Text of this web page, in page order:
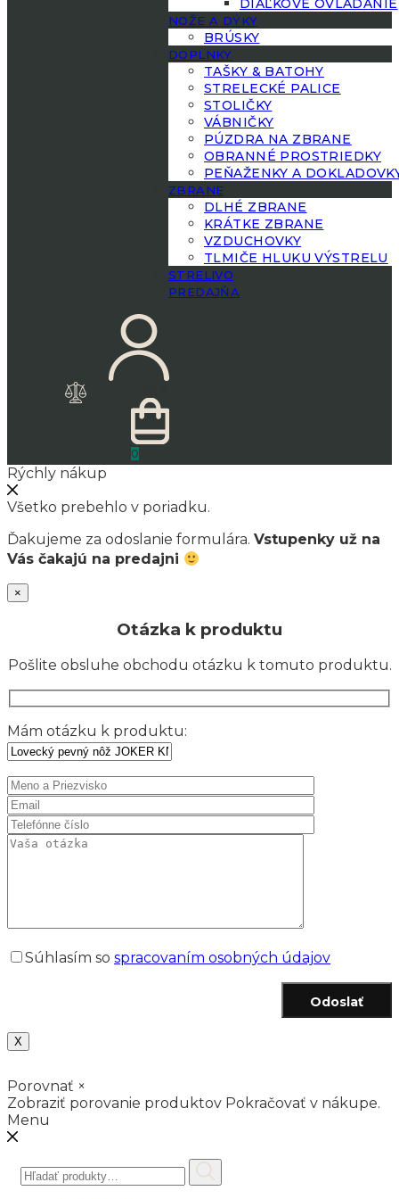
DIAĽKOVÉ OVLÁDANIE
NOŽE A DÝKY
BRÚSKY
DOPLNKY
TAŠKY & BATOHY
STRELECKÉ PALICE
STOLIČKY
VÁBNIČKY
PÚZDRA NA ZBRANE
OBRANNÉ PROSTRIEDKY
PEŇAŽENKY A
ZBRANE
DLHÉ ZBRANE
KRÁTKE ZBRANE
VZDUCHOVKY
TLMIČE HLUKU VÝSTRELU
STRELIVO
PREDAJŇA
0
Rýchly nákup
Všetko prebehlo v poriadku.
Ďakujeme za odoslanie formulára. Vstupenky už na
Vás čakajú na predajni
×
Otázka k produktu
Pošlite obsluhe obchodu otázku k tomuto produktu.
Mám otázku k produktu:
Súhlasím so spracovaním osobných údajov
Odoslať
X
Porovnať ×
Zobraziť porovanie produktov Pokračovať v nákupe.
Menu
Hľadať: